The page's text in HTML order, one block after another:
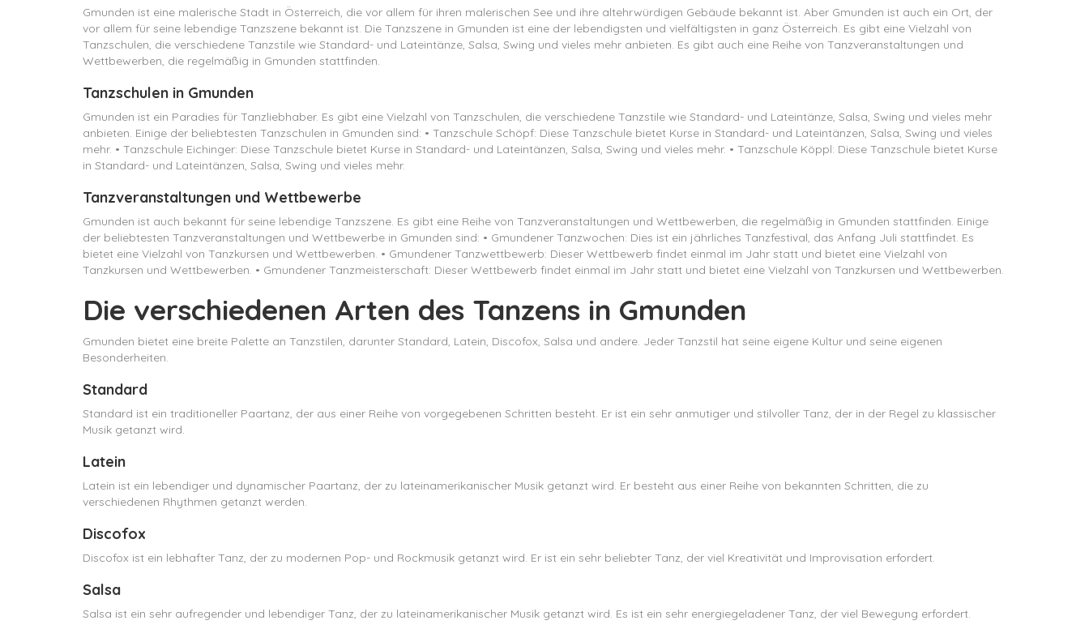
Gmunden ist eine malerische Stadt in Österreich, die vor allem für ihren malerischen See und ihre altehrwürdigen Gebäude bekannt ist. Aber Gmunden ist auch ein Ort, der
vor allem für seine lebendige Tanzszene bekannt ist. Die Tanzszene in Gmunden ist eine der lebendigsten und vielfältigsten in ganz Österreich. Es gibt eine Vielzahl von
Tanzschulen, die verschiedene Tanzstile wie Standard- und Lateintänze, Salsa, Swing und vieles mehr anbieten. Es gibt auch eine Reihe von Tanzveranstaltungen und
Wettbewerben, die regelmäßig in Gmunden stattfinden.
Tanzschulen in Gmunden
Gmunden ist ein Paradies für Tanzliebhaber. Es gibt eine Vielzahl von Tanzschulen, die verschiedene Tanzstile wie Standard- und Lateintänze, Salsa, Swing und vieles mehr
anbieten. Einige der beliebtesten Tanzschulen in Gmunden sind: • Tanzschule Schöpf: Diese Tanzschule bietet Kurse in Standard- und Lateintänzen, Salsa, Swing und vieles
mehr. • Tanzschule Eichinger: Diese Tanzschule bietet Kurse in Standard- und Lateintänzen, Salsa, Swing und vieles mehr. • Tanzschule Köppl: Diese Tanzschule bietet Kurse
in Standard- und Lateintänzen, Salsa, Swing und vieles mehr.
Tanzveranstaltungen und Wettbewerbe
Gmunden ist auch bekannt für seine lebendige Tanzszene. Es gibt eine Reihe von Tanzveranstaltungen und Wettbewerben, die regelmäßig in Gmunden stattfinden. Einige
der beliebtesten Tanzveranstaltungen und Wettbewerbe in Gmunden sind: • Gmundener Tanzwochen: Dies ist ein jährliches Tanzfestival, das Anfang Juli stattfindet. Es
bietet eine Vielzahl von Tanzkursen und Wettbewerben. • Gmundener Tanzwettbewerb: Dieser Wettbewerb findet einmal im Jahr statt und bietet eine Vielzahl von
Tanzkursen und Wettbewerben. • Gmundener Tanzmeisterschaft: Dieser Wettbewerb findet einmal im Jahr statt und bietet eine Vielzahl von Tanzkursen und Wettbewerben.
Die verschiedenen Arten des Tanzens in Gmunden
Gmunden bietet eine breite Palette an Tanzstilen, darunter Standard, Latein, Discofox, Salsa und andere. Jeder Tanzstil hat seine eigene Kultur und seine eigenen
Besonderheiten.
Standard
Standard ist ein traditioneller Paartanz, der aus einer Reihe von vorgegebenen Schritten besteht. Er ist ein sehr anmutiger und stilvoller Tanz, der in der Regel zu klassischer
Musik getanzt wird.
Latein
Latein ist ein lebendiger und dynamischer Paartanz, der zu lateinamerikanischer Musik getanzt wird. Er besteht aus einer Reihe von bekannten Schritten, die zu
verschiedenen Rhythmen getanzt werden.
Discofox
Discofox ist ein lebhafter Tanz, der zu modernen Pop- und Rockmusik getanzt wird. Er ist ein sehr beliebter Tanz, der viel Kreativität und Improvisation erfordert.
Salsa
Salsa ist ein sehr aufregender und lebendiger Tanz, der zu lateinamerikanischer Musik getanzt wird. Es ist ein sehr energiegeladener Tanz, der viel Bewegung erfordert.